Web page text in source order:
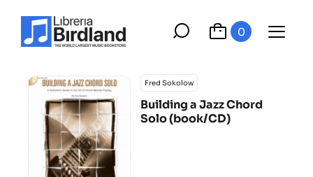
0
Fred Sokolow
Building a Jazz Chord
Solo (book/CD)